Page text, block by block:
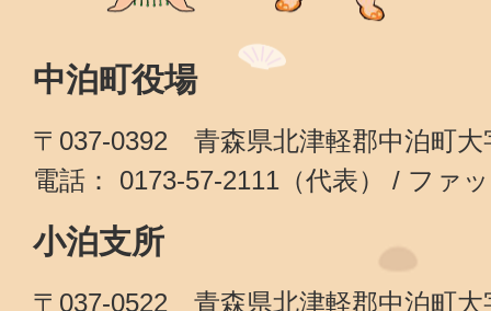
中泊町役場
〒037-0392 青森県北津軽郡中泊町大
電話： 0173-57-2111（代表） / ファ
小泊支所
〒037-0522 青森県北津軽郡中泊町大